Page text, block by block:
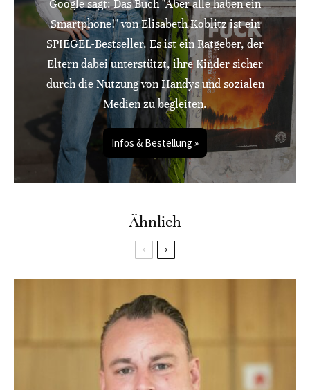
Google sagt: Das Buch "Aber alle haben ein
Smartphone!" von Elisabeth Koblitz ist ein
SPIEGEL-Bestseller. Es ist ein Ratgeber, der
Eltern dabei unterstützt, ihre Kinder sicher
durch die Nutzung von Handys und sozialen
Medien zu begleiten.
Infos & Bestellung »
Ähnlich